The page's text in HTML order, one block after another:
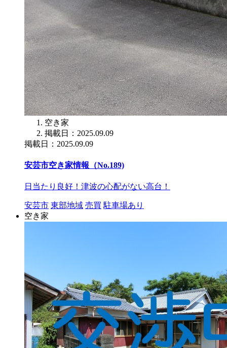
空き家
掲載日：2025.09.09
掲載日：2025.09.09
安芸市空き家情報（No.189)
日当たり良好！津波の心配がない高台！
安芸市 東部地域 売買 駐車場あり
空き家